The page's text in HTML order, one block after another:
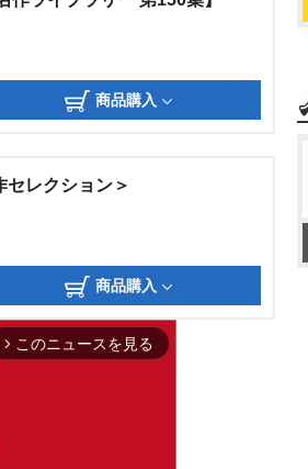
商品購入
レクション＞
商品購入
arrow_forward_ios このニュースを見る